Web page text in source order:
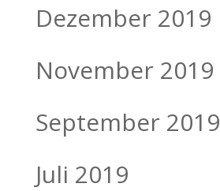
Dezember 2019
November 2019
September 2019
Juli 2019